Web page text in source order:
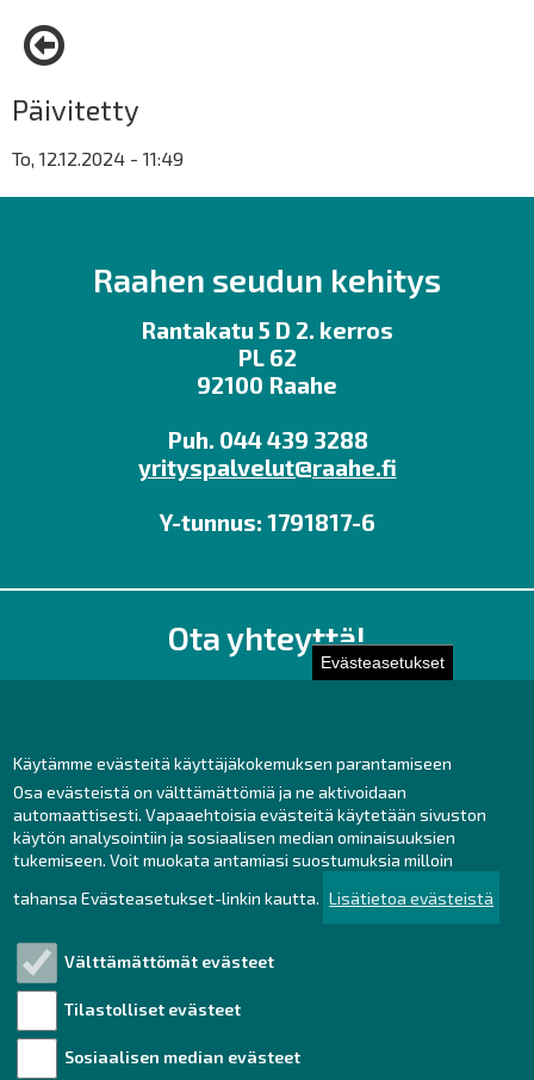
Evästeasetukset
Käytämme evästeitä käyttäjäkokemuksen parantamiseen
Osa evästeistä on välttämättömiä ja ne aktivoidaan
automaattisesti. Vapaaehtoisia evästeitä käytetään sivuston
käytön analysointiin ja sosiaalisen median ominaisuuksien
tukemiseen. Voit muokata antamiasi suostumuksia milloin
tahansa Evästeasetukset-linkin kautta. Lisätietoa evästeistä
Välttämättömät evästeet
Tilastolliset evästeet
Sosiaalisen median evästeet
Päivitetty
To, 12.12.2024 - 11:49
Raahen seudun kehitys
Rantakatu 5 D 2. kerros
PL 62
92100 Raahe
Puh. 044 439 3288
yrityspalvelut@raahe.fi
Y-tunnus: 1791817-6
Ota yhteyttä!
Toimisto
Facebook
Instagram
LinkedIn
Tutustu!
Saavutettavuusseloste